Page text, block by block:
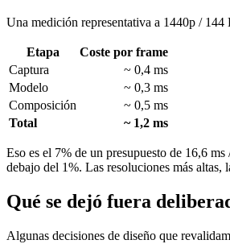
Una medición representativa a 1440p /
Etapa
Coste por frame
Captura
~ 0,4 ms
Modelo
~ 0,3 ms
Composición
~ 0,5 ms
Total
~ 1,2 ms
Eso es el 7% de un presupuesto de 16,6
debajo del 1%. Las resoluciones más altas,
Qué se dejó fuera
Algunas decisiones de diseño que